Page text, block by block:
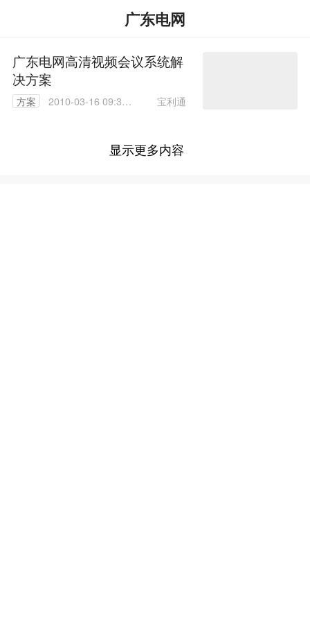
广东电网
广东电网高清视频会议系统解
决方案
方案
2010-03-16 09:38:
宝利通
显示更多内容